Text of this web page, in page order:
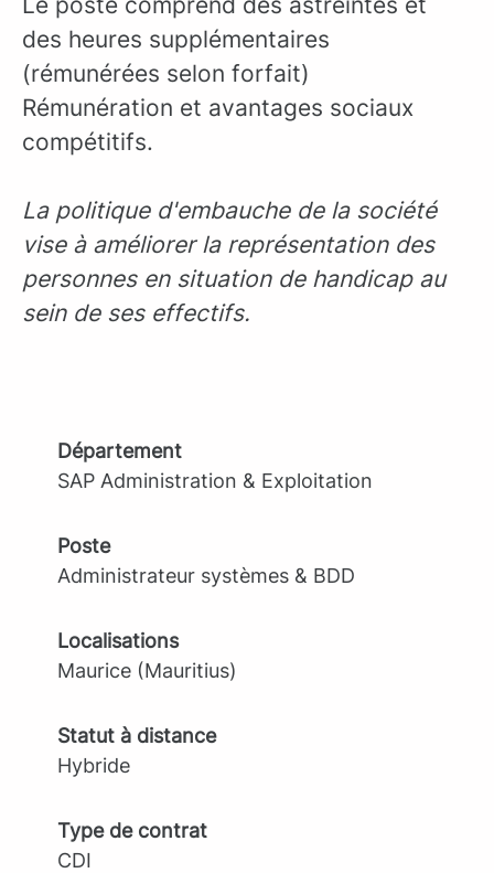
des heures supplémentaires
(rémunérées selon forfait)
Rémunération et avantages sociaux
compétitifs.
La politique d'embauche de la société
vise à améliorer la représentation des
personnes en situation de handicap au
sein de ses effectifs.
Département
SAP Administration & Exploitation
Poste
Administrateur systèmes & BDD
Localisations
Maurice (Mauritius)
Statut à distance
Hybride
Type de contrat
CDI